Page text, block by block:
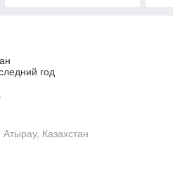
год
Казахстан